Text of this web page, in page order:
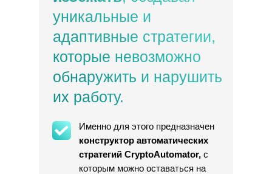
уникальные и
адаптивные стратегии,
которые невозможно
обнаружить и нарушить
их работу.
Именно для этого предназначен
конструктор автоматических
стратегий CryptoAutomator, с
которым можно оставаться на